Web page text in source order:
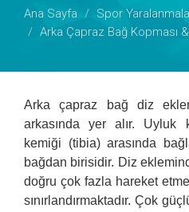
Ana Sayfa Spor
Arka Çapraz Bağ Kopması
Arka çapraz bağ diz
arkasında yer alır. Uyluk
kemiği (tibia) arasında
bağdan birisidir. Diz
doğru çok fazla hareket
sınırlandırmaktadır. Çok